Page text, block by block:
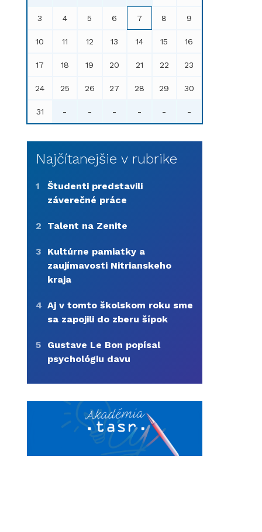
3 4 5 6 7 8 9
10 11 12 13 14 15 16
17 18 19 20 21 22 23
24 25 26 27 28 29 30
31 - - - - - -
Najčítanejšie v rubrike
1
Študenti predstavili
záverečné práce
2 Talent na Zenite
3
Kultúrne pamiatky a
zaujímavosti Nitrianskeho
kraja
4 Aj v tomto školskom roku sme
sa zapojili do zberu šípok
5
Gustave Le Bon popísal
psychológiu davu